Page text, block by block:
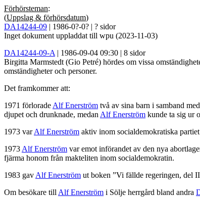
Förhörsteman:
(Uppslag & förhörsdatum)
DA14244-09 | 1986-0?-0? | ? sidor
Inget dokument uppladdat till wpu (2023-11-03)
DA14244-09-A | 1986-09-04 09:30 | 8 sidor
Birgitta Marmstedt (Gio Petré) hördes om vissa
omständigheter och personer.
Det framkommer att:
1971 förlorade Alf Enerström två av sina barn i samband
djupet och drunknade, medan Alf Enerström kunde ta sig ur
1973 varAlf Enerström aktiv inom socialdemokratiska
1973 Alf Enerström var emot införandet av den nya
fjärma honom från makteliten inom socialdemokratin.
1983 gav Alf Enerström ut boken ”Vi fällde regeringen, del
Om besökare till Alf Enerström i Sölje herrgård bland andra